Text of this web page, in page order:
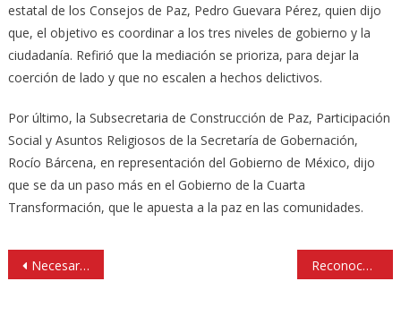
estatal de los Consejos de Paz, Pedro Guevara Pérez, quien dijo
que, el objetivo es coordinar a los tres niveles de gobierno y la
ciudadanía. Refirió que la mediación se prioriza, para dejar la
coerción de lado y que no escalen a hechos delictivos.
Por último, la Subsecretaria de Construcción de Paz, Participación
Social y Asuntos Religiosos de la Secretaría de Gobernación,
Rocío Bárcena, en representación del Gobierno de México, dijo
que se da un paso más en el Gobierno de la Cuarta
Transformación, que le apuesta a la paz en las comunidades.
Navegación
de
Necesario promover la cultura de la donación, trasplante de órganos y tejidos: Enrique Vargas Reconocen en Atizapán a Escuelas Socialmente Responsables